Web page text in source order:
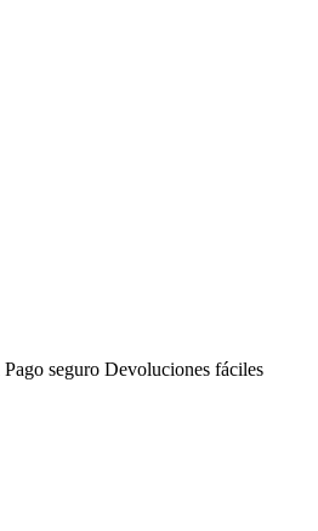
Pago seguro Devoluciones fáciles